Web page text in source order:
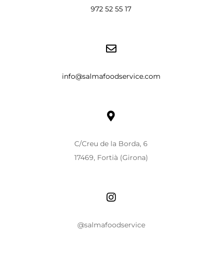
972 52 55 17
info@salmafoodservice.com
C/Creu de la Borda, 6
17469, Fortià (Girona)
@salmafoodservice